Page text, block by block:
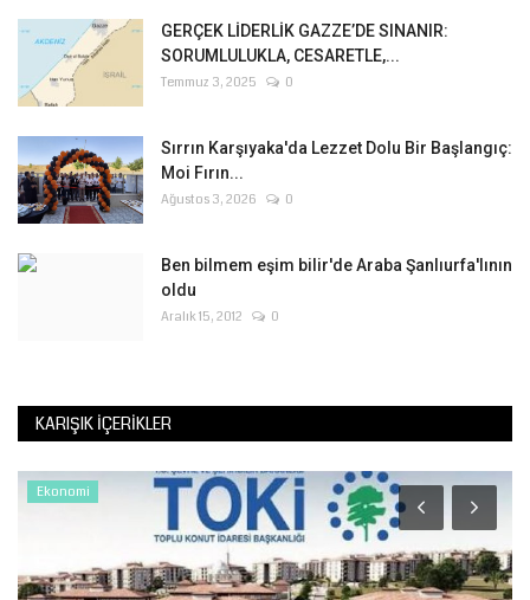
GERÇEK LİDERLİK GAZZE’DE SINANIR:
SORUMLULUKLA, CESARETLE,...
Temmuz 3, 2025 0
Sırrın Karşıyaka'da Lezzet Dolu Bir Başlangıç:
Moi Fırın...
Ağustos 3, 2026 0
Ben bilmem eşim bilir'de Araba Şanlıurfa'lının
oldu
Aralık 15, 2012 0
KARIŞIK İÇERIKLER
Ekonomi